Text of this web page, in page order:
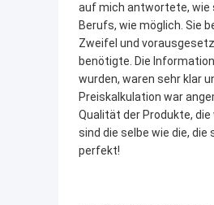
auf mich antwortete, wie
Berufs, wie möglich. Sie
Zweifel und
benötigte. Die
wurden, waren sehr klar
Preiskalkulation war
Qualität der Produkte, die
sind die selbe wie die, die
perfekt!